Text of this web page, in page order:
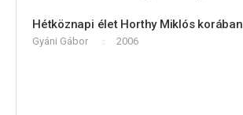
Hétköznapi élet Horthy Miklós korában
Gyáni Gábor 2006